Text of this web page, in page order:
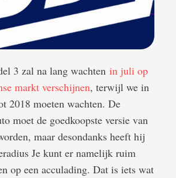
3 zal na lang wachten in juli op
markt verschijnen, terwijl we in
2018 moeten wachten. De
moet de goedkoopste versie van
maar desondanks heeft hij
Je kunt er namelijk ruim
op een acculading. Dat is iets wat